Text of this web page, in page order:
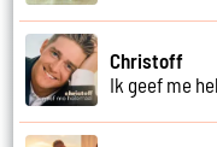
Christoff
Ik geef me